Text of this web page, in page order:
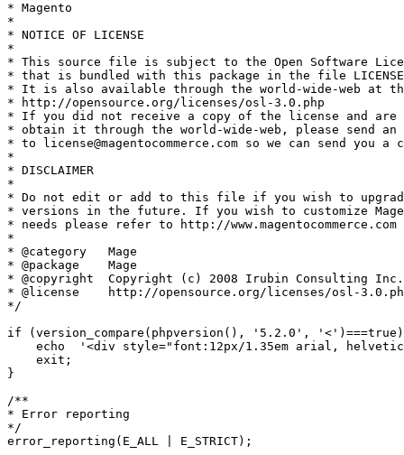
* Magento
*
* NOTICE OF LICENSE
*
* This source file is subject to the Open Software
* that is bundled with this package in the file
* It is also available through the world-wide-web at
* http://opensource.org/licenses/osl-3.0.php
* If you did not receive a copy of the license and are
* obtain it through the world-wide-web, please send an
* to license@magentocommerce.com so we can send you a
*
* DISCLAIMER
*
* Do not edit or add to this file if you wish to upgrade
* versions in the future. If you wish to customize
* needs please refer to http://
*
* @category   Mage
* @package    Mage
* @copyright  Copyright (c) 2008 Irubin Consulting
* @license    http://opensource.org/licenses/osl-
*/
if (version_compare(phpversion(), '5.2.0',
echo  '<div style="font:12px/1.35em arial,
    exit;
}
/**
* Error reporting
*/
error_reporting(E_ALL | E_STRICT);